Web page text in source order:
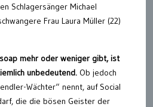
Schlagersänger Michael
Frau Laura Müller (22)
mehr oder weniger gibt, ist
unbedeutend. Ob jedoch
Wächter“ nennt, auf Social
die die bösen Geister der